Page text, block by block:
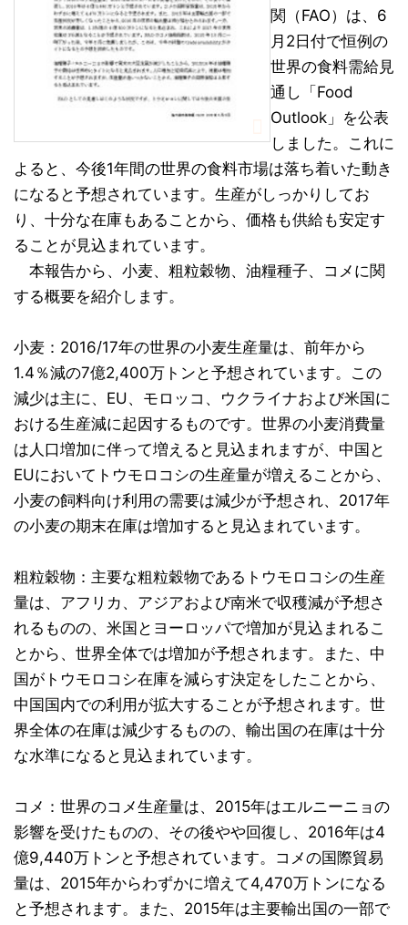
関（FAO）は、6
月2日付で恒例の
世界の食料需給見
通し「Food
Outlook」を公表
しました。これに
よると、今後1年間の世界の食料市場は落ち着いた動き
になると予想されています。生産がしっかりしてお
り、十分な在庫もあることから、価格も供給も安定す
ることが見込まれています。
本報告から、小麦、粗粒穀物、油糧種子、コメに関
する概要を紹介します。
小麦：2016/17年の世界の小麦生産量は、前年から
1.4％減の7億2,400万トンと予想されています。この
減少は主に、EU、モロッコ、ウクライナおよび米国に
おける生産減に起因するものです。世界の小麦消費量
は人口増加に伴って増えると見込まれますが、中国と
EUにおいてトウモロコシの生産量が増えることから、
小麦の飼料向け利用の需要は減少が予想され、2017年
の小麦の期末在庫は増加すると見込まれています。
粗粒穀物：主要な粗粒穀物であるトウモロコシの生産
量は、アフリカ、アジアおよび南米で収穫減が予想さ
れるものの、米国とヨーロッパで増加が見込まれるこ
とから、世界全体では増加が予想されます。また、中
国がトウモロコシ在庫を減らす決定をしたことから、
中国国内での利用が拡大することが予想されます。世
界全体の在庫は減少するものの、輸出国の在庫は十分
な水準になると見込まれています。
コメ：世界のコメ生産量は、2015年はエルニーニョの
影響を受けたものの、その後やや回復し、2016年は4
億9,440万トンと予想されています。コメの国際貿易
量は、2015年からわずかに増えて4,470万トンになる
と予想されます。また、2015年は主要輸出国の一部で